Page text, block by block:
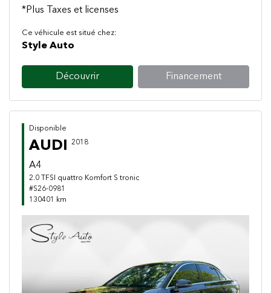
*Plus Taxes et licenses
Ce véhicule est situé chez:
Style Auto
Découvrir Financement
Disponible
AUDI 2018
A4
2.0 TFSI quattro Komfort S tronic
#S26-0981
130401 km